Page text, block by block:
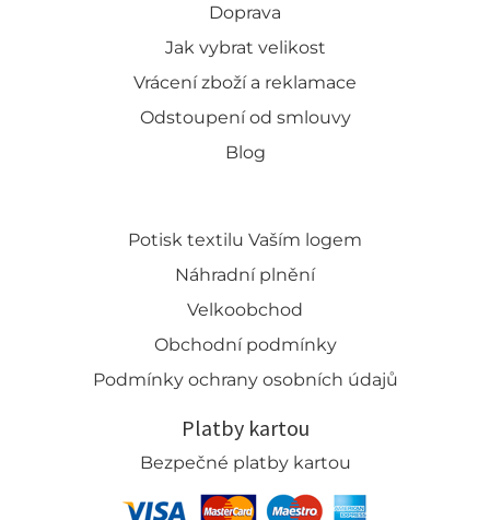
Doprava
Jak vybrat velikost
Vrácení zboží a reklamace
Odstoupení od smlouvy
Blog
Potisk textilu Vaším logem
Náhradní plnění
Velkoobchod
Obchodní podmínky
Podmínky ochrany osobních údajů
Platby kartou
Bezpečné platby kartou